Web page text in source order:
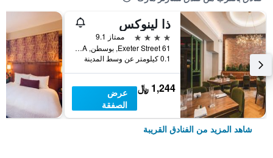
ذا لينوكس
4 نجوم
ممتاز 9.1
61 Exeter Street, بوسطن, MA, الولايات المتحدة الأميريكية
0.1 كيلومتر عن وسط المدينة
1,244 ﷼
عرض
الصفقة
شاهد المزيد من الفنادق القريبة